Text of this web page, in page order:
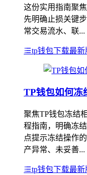
这份实用指南聚
先明确止损关键
常交易流水、联...
tp钱包下载最新
TP钱包如何冻
聚焦TP钱包冻结
程指南，明确冻
点提示冻结操作
产异常、未妥善...
tp钱包下载最新